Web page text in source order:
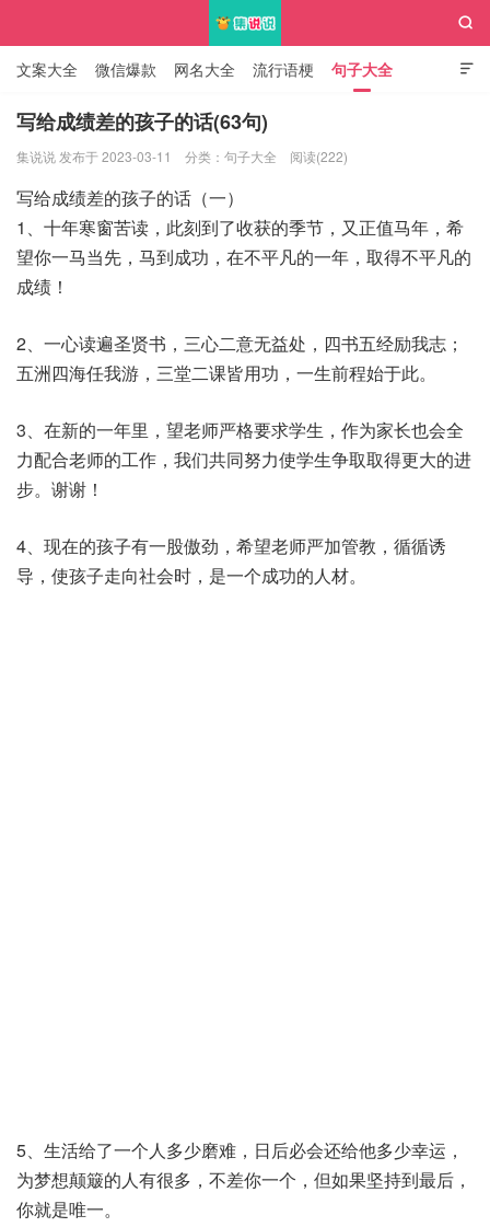

文案大全 微信爆款 网名大全 流行语梗 句子大全
知识大全

写给成绩差的孩子的话(63句)
集说说 发布于 2023-03-11 分类： 句子大全 阅读(222)
写给成绩差的孩子的话（一）
1、十年寒窗苦读，此刻到了收获的季节，又正值马年，希
望你一马当先，马到成功，在不平凡的一年，取得不平凡的
成绩！
2、一心读遍圣贤书，三心二意无益处，四书五经励我志；
五洲四海任我游，三堂二课皆用功，一生前程始于此。
3、在新的一年里，望老师严格要求学生，作为家长也会全
力配合老师的工作，我们共同努力使学生争取取得更大的进
步。谢谢！
4、现在的孩子有一股傲劲，希望老师严加管教，循循诱
导，使孩子走向社会时，是一个成功的人材。
5、生活给了一个人多少磨难，日后必会还给他多少幸运，
为梦想颠簸的人有很多，不差你一个，但如果坚持到最后，
你就是唯一。